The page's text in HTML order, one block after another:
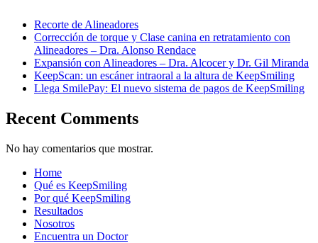
Recorte de Alineadores
Corrección de torque y Clase canina en retratamiento con
Alineadores – Dra. Alonso Rendace
Expansión con Alineadores – Dra. Alcocer y Dr. Gil Miranda
KeepScan: un escáner intraoral a la altura de KeepSmiling
Llega SmilePay: El nuevo sistema de pagos de KeepSmiling
Recent Comments
No hay comentarios que mostrar.
Home
Qué es KeepSmiling
Por qué KeepSmiling
Resultados
Nosotros
Encuentra un Doctor